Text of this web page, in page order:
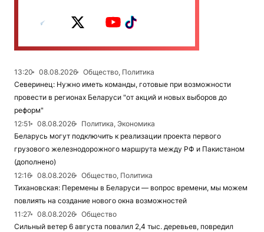
13:20 08.08.2026
Общество, Политика
Северинец: Нужно иметь команды, готовые при возможности
провести в регионах Беларуси "от акций и новых выборов до
реформ"
12:51
08.08.2026
Политика, Экономика
Беларусь могут подключить к реализации проекта первого
грузового железнодорожного маршрута между РФ и Пакистаном
(дополнено)
12:16
08.08.2026
Общество, Политика
Тихановская: Перемены в Беларуси — вопрос времени, мы можем
повлиять на создание нового окна возможностей
11:27
08.08.2026
Общество
Сильный ветер 6 августа повалил 2,4 тыс. деревьев, повредил